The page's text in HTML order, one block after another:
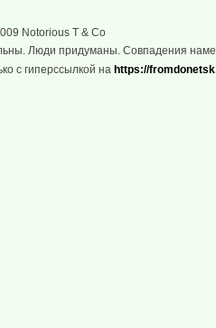
Notorious T & Co
Люди придуманы. Совпадения
с гиперссылкой на https://